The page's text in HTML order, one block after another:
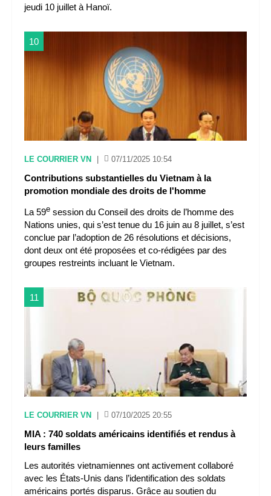
jeudi 10 juillet à Hanoï.
10
LE COURRIER VN 07/11/2025 10:54
Contributions substantielles du Vietnam à la
promotion mondiale des droits de l'homme
La 59e session du Conseil des droits de l’homme des
Nations unies, qui s’est tenue du 16 juin au 8 juillet, s’est
conclue par l’adoption de 26 résolutions et décisions,
dont deux ont été proposées et co-rédigées par des
groupes restreints incluant le Vietnam.
11
LE COURRIER VN 07/10/2025 20:55
MIA : 740 soldats américains identifiés et rendus à
leurs familles
Les autorités vietnamiennes ont activement collaboré
avec les États-Unis dans l’identification des soldats
américains portés disparus. Grâce au soutien du